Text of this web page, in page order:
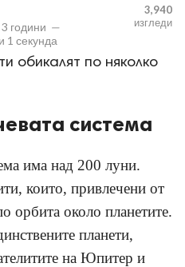
години —
1 секунда
3,940
изгледи
обикалят по няколко
система
има над 200 луни.
които, привлечени от
орбита около планетите.
планети,
на Юпитер и